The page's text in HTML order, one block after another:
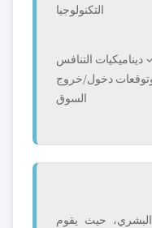
التكنولوجيا
ديناميكيات التنافس
دخول/خروج
السوق
البشري، حيث يقوم